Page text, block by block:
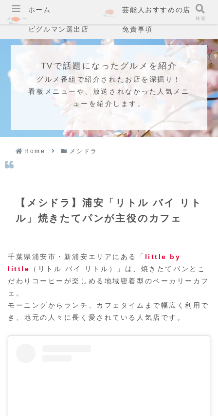
ホーム 芸能人おすすめの店
ビグルマン選出店 免責事項
TVで話題になったグルメを紹介
グルメ番組で紹介されたお店を深掘り！
看板メニューや、放送されなかった人気メニ
ューを紹介します。
Home メシドラ
【メシドラ】浦安「リトル バイ リト
ル」焼きたてパンが主役のカフェ
千葉県浦安市・新浦安エリアにある「 little by
little
（リトル バイ リトル）」は、焼きたてパンとこ
だわりコーヒーが楽しめる地域密着型のベーカリーカフ
ェ。
モーニングからランチ、カフェタイムまで幅広く利用で
き、地元の人々に長く愛されている人気店です。
メニュー 検索